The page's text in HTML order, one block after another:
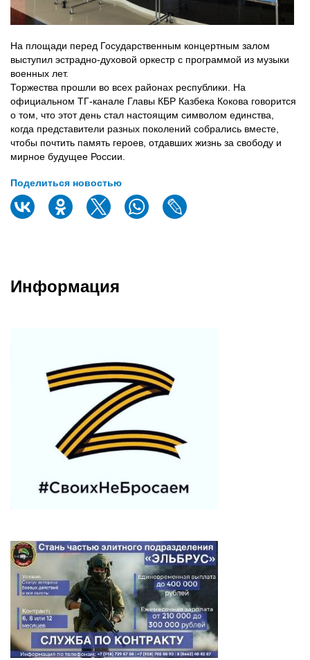
На площади перед Государственным концертным залом
выступил эстрадно-духовой оркестр с программой из музыки
военных лет.
Торжества прошли во всех районах республики. На
официальном ТГ-канале Главы КБР Казбека Кокова говорится
о том, что этот день стал настоящим символом единства,
когда представители разных поколений собрались вместе,
чтобы почтить память героев, отдавших жизнь за свободу и
мирное будущее России.
Поделиться новостью
Информация